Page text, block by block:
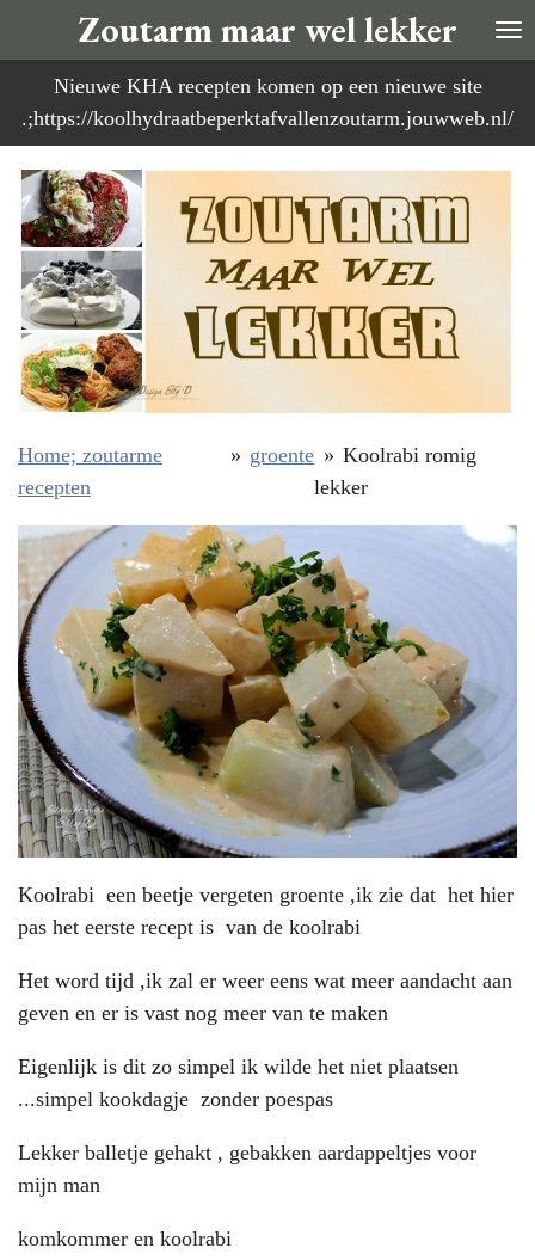
direct
naar
de
Zoutarm maar wel lekker
Nieuwe KHA recepten komen op een nieuwe site
.;https://koolhydraatbeperktafvallenzoutarm.jouwweb.nl/
Home; zoutarme
recepten
» groente » Koolrabi romig
lekker
Koolrabi een beetje vergeten groente ,ik zie dat het hier
pas het eerste recept is van de koolrabi
Het word tijd ,ik zal er weer eens wat meer aandacht aan
geven en er is vast nog meer van te maken
Eigenlijk is dit zo simpel ik wilde het niet plaatsen
...simpel kookdagje zonder poespas
Lekker balletje gehakt , gebakken aardappeltjes voor
mijn man
komkommer en koolrabi